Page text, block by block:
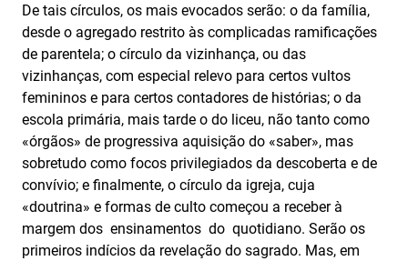
De tais círculos, os mais evocados serão: o da família,
desde o agregado restrito às complicadas ramificações
de parentela; o círculo da vizinhança, ou das
vizinhanças, com especial relevo para certos vultos
femininos e para certos contadores de histórias; o da
escola primária, mais tarde o do liceu, não tanto como
«órgãos» de progressiva aquisição do «saber», mas
sobretudo como focos privilegiados da descoberta e de
convívio; e finalmente, o círculo da igreja, cuja
«doutrina» e formas de culto começou a receber à
margem dos ensinamentos do quotidiano. Serão os
primeiros indícios da revelação do sagrado. Mas, em